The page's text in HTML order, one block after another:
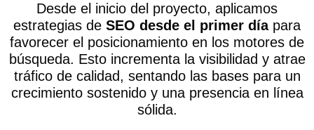
Desde el inicio del proyecto, aplicamos
estrategias de SEO desde el primer díapara
favorecer el posicionamiento en los motores de
búsqueda. Esto incrementa la visibilidad y atrae
tráfico de calidad, sentando las bases para un
crecimiento sostenido y una presencia en línea
sólida.